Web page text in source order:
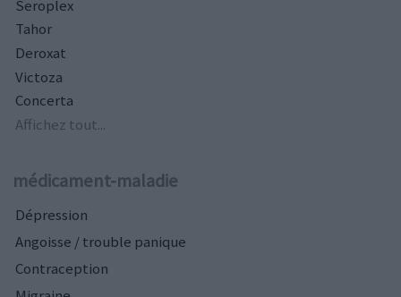
Seroplex
Tahor
Deroxat
Victoza
Concerta
Affichez tout...
médicament-maladie
Dépression
Angoisse / trouble panique
Contraception